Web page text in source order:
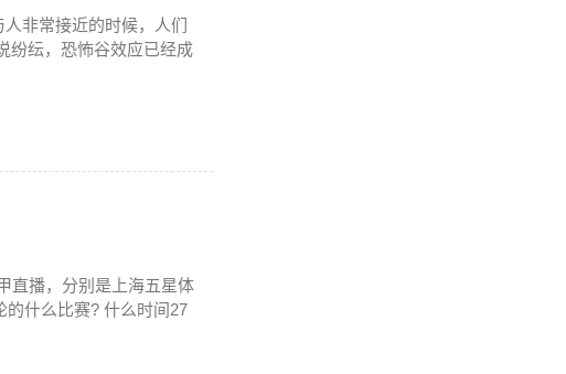
非常接近的时候，人们
纷纭，恐怖谷效应已经成
直播，分别是上海五星体
什么比赛? 什么时间27